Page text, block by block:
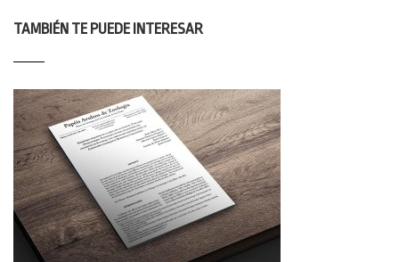
TAMBIÉN TE PUEDE INTERESAR